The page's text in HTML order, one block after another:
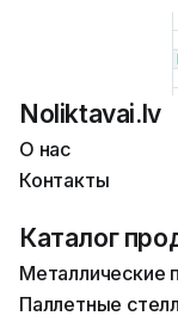
Noliktavai.lv
О нас
Контакты
Каталог
Металлические
Паллетные